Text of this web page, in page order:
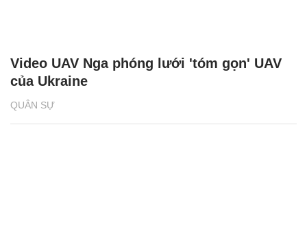
QUÂN SỰ
Video UAV Nga phóng lưới 'tóm gọn' UAV
của Ukraine